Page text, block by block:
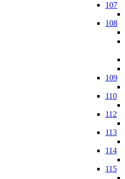
107
108
109
110
112
113
114
115